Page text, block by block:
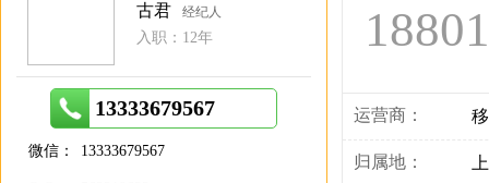
运营商：
归属地：
古君 经纪人
入职：12年
13333679567
微信： 13333679567